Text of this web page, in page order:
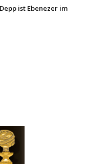
ist Ebenezer im